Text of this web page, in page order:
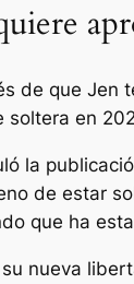
de que Jen
soltera en
la
de estar
que ha
nueva